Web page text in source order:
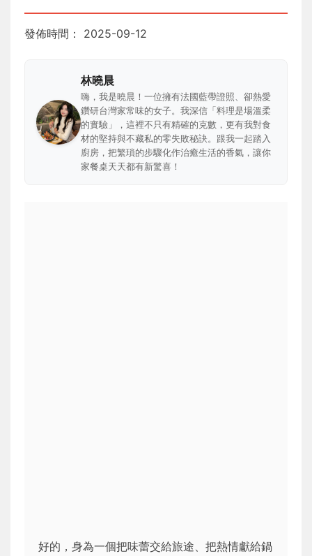
發佈時間： 2025-09-12
林曉晨
嗨，我是曉晨！一位擁有法國藍帶證照、卻熱愛
鑽研台灣家常味的女子。我深信「料理是場溫柔
的實驗」，這裡不只有精確的克數，更有我對食
材的堅持與不藏私的零失敗秘訣。跟我一起踏入
廚房，把繁瑣的步驟化作治癒生活的香氣，讓你
家餐桌天天都有新驚喜！
好的，身為一個把味蕾交給旅途、把熱情獻給鍋